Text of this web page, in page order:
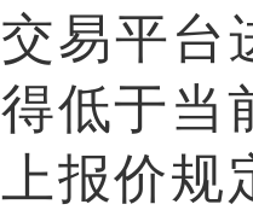
交易平台
得低于当
上报价规